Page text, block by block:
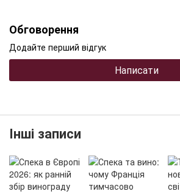
Обговорення
Додайте перший відгук
Написати
Інші записи